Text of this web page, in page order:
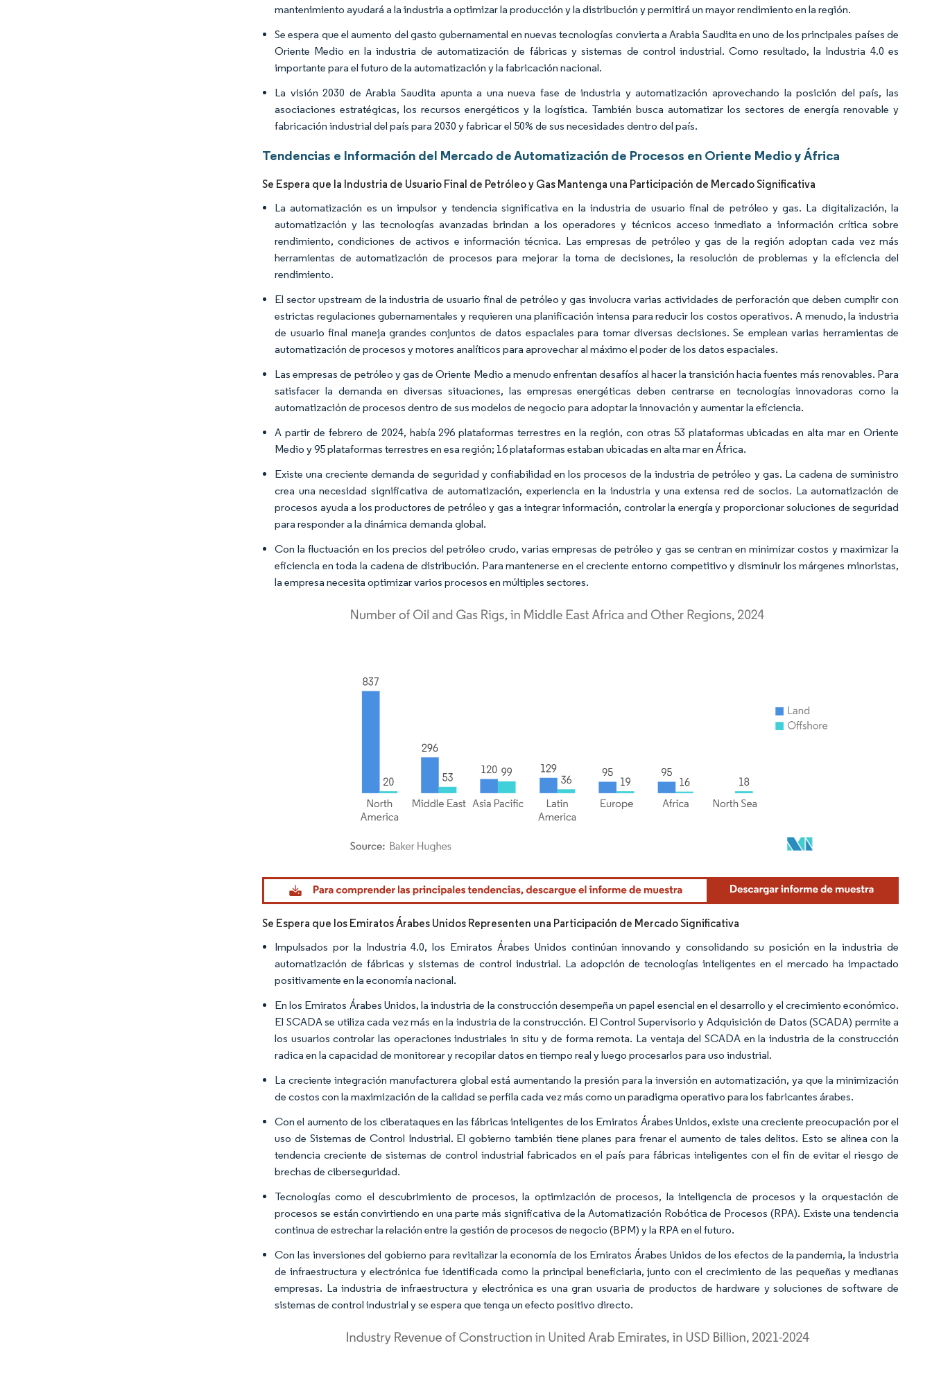
mantenimiento ayudará a la industria a optimizar la producción y la distribución y permitirá un mayor rendimiento en la región.
Se espera que el aumento del gasto gubernamental en nuevas tecnologías convierta a Arabia Saudita en uno de los principales países de
Oriente Medio en la industria de automatización de fábricas y sistemas de control industrial. Como resultado, la Industria 4.0 es
importante para el futuro de la automatización y la fabricación nacional.
La visión 2030 de Arabia Saudita apunta a una nueva fase de industria y automatización aprovechando la posición del país, las
asociaciones estratégicas, los recursos energéticos y la logística. También busca automatizar los sectores de energía renovable y
fabricación industrial del país para 2030 y fabricar el 50% de sus necesidades dentro del país.
Tendencias e Información del Mercado de Automatización de Procesos en Oriente Medio y África
Se Espera que la Industria de Usuario Final de Petróleo y Gas Mantenga una Participación de Mercado Significativa
La automatización es un impulsor y tendencia significativa en la industria de usuario final de petróleo y gas. La digitalización, la
automatización y las tecnologías avanzadas brindan a los operadores y técnicos acceso inmediato a información crítica sobre
rendimiento, condiciones de activos e información técnica. Las empresas de petróleo y gas de la región adoptan cada vez más
herramientas de automatización de procesos para mejorar la toma de decisiones, la resolución de problemas y la eficiencia del
rendimiento.
El sector upstream de la industria de usuario final de petróleo y gas involucra varias actividades de perforación que deben cumplir con
estrictas regulaciones gubernamentales y requieren una planificación intensa para reducir los costos operativos. A menudo, la industria
de usuario final maneja grandes conjuntos de datos espaciales para tomar diversas decisiones. Se emplean varias herramientas de
automatización de procesos y motores analíticos para aprovechar al máximo el poder de los datos espaciales.
Las empresas de petróleo y gas de Oriente Medio a menudo enfrentan desafíos al hacer la transición hacia fuentes más renovables. Para
satisfacer la demanda en diversas situaciones, las empresas energéticas deben centrarse en tecnologías innovadoras como la
automatización de procesos dentro de sus modelos de negocio para adoptar la innovación y aumentar la eficiencia.
A partir de febrero de 2024, había 296 plataformas terrestres en la región, con otras 53 plataformas ubicadas en alta mar en Oriente
Medio y 95 plataformas terrestres en esa región; 16 plataformas estaban ubicadas en alta mar en África.
Existe una creciente demanda de seguridad y confiabilidad en los procesos de la industria de petróleo y gas. La cadena de suministro
crea una necesidad significativa de automatización, experiencia en la industria y una extensa red de socios. La automatización de
procesos ayuda a los productores de petróleo y gas a integrar información, controlar la energía y proporcionar soluciones de seguridad
para responder a la dinámica demanda global.
Con la fluctuación en los precios del petróleo crudo, varias empresas de petróleo y gas se centran en minimizar costos y maximizar la
eficiencia en toda la cadena de distribución. Para mantenerse en el creciente entorno competitivo y disminuir los márgenes minoristas,
la empresa necesita optimizar varios procesos en múltiples sectores.
Imagen © Mordor Intelligence. El uso requiere atribución según CC BY 4.0.
Se Espera que los Emiratos Árabes Unidos Representen una Participación de Mercado Significativa
Impulsados por la Industria 4.0, los Emiratos Árabes Unidos continúan innovando y consolidando su posición en la industria de
automatización de fábricas y sistemas de control industrial. La adopción de tecnologías inteligentes en el mercado ha impactado
positivamente en la economía nacional.
En los Emiratos Árabes Unidos, la industria de la construcción desempeña un papel esencial en el desarrollo y el crecimiento económico.
El SCADA se utiliza cada vez más en la industria de la construcción. El Control Supervisorio y Adquisición de Datos (SCADA) permite a
los usuarios controlar las operaciones industriales in situ y de forma remota. La ventaja del SCADA en la industria de la construcción
radica en la capacidad de monitorear y recopilar datos en tiempo real y luego procesarlos para uso industrial.
La creciente integración manufacturera global está aumentando la presión para la inversión en automatización, ya que la minimización
de costos con la maximización de la calidad se perfila cada vez más como un paradigma operativo para los fabricantes árabes.
Con el aumento de los ciberataques en las fábricas inteligentes de los Emiratos Árabes Unidos, existe una creciente preocupación por el
uso de Sistemas de Control Industrial. El gobierno también tiene planes para frenar el aumento de tales delitos. Esto se alinea con la
tendencia creciente de sistemas de control industrial fabricados en el país para fábricas inteligentes con el fin de evitar el riesgo de
brechas de ciberseguridad.
Tecnologías como el descubrimiento de procesos, la optimización de procesos, la inteligencia de procesos y la orquestación de
procesos se están convirtiendo en una parte más significativa de la Automatización Robótica de Procesos (RPA). Existe una tendencia
continua de estrechar la relación entre la gestión de procesos de negocio (BPM) y la RPA en el futuro.
Con las inversiones del gobierno para revitalizar la economía de los Emiratos Árabes Unidos de los efectos de la pandemia, la industria
de infraestructura y electrónica fue identificada como la principal beneficiaria, junto con el crecimiento de las pequeñas y medianas
empresas. La industria de infraestructura y electrónica es una gran usuaria de productos de hardware y soluciones de software de
sistemas de control industrial y se espera que tenga un efecto positivo directo.